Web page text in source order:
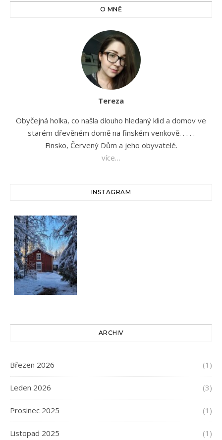
O MNĚ
Tereza
Obyčejná holka, co našla dlouho hledaný klid a domov ve
starém dřevěném domě na finském venkově. . . . .
Finsko, Červený Dům a jeho obyvatelé.
více…
INSTAGRAM
ARCHIV
Březen 2026 (1)
Leden 2026 (3)
Prosinec 2025 (1)
Listopad 2025 (1)